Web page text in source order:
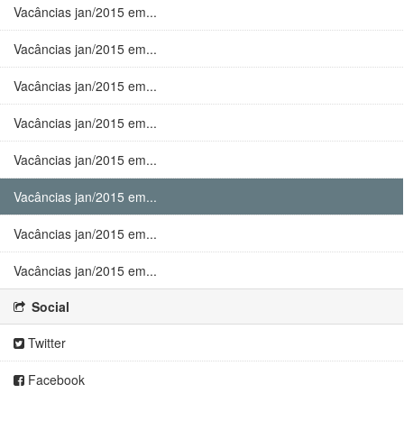
Vacâncias jan/2015 em...
Vacâncias jan/2015 em...
Vacâncias jan/2015 em...
Vacâncias jan/2015 em...
Vacâncias jan/2015 em...
Vacâncias jan/2015 em...
Vacâncias jan/2015 em...
Vacâncias jan/2015 em...
Social
Twitter
Facebook